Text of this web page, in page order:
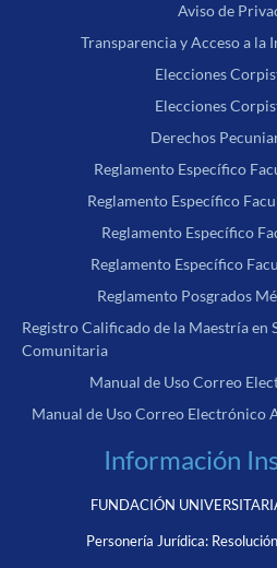
Aviso de
Transparencia y Acceso a
Elecciones
Elecciones
Derechos
Reglamento Específico
Reglamento Específico
Reglamento Específico
Reglamento Específico
Reglamento Posgrados
Registro Calificado de la Maestría en
Comunitaria
Manual de Uso Correo
Manual de Uso Correo Electrónico
Información
FUNDACIÓN
Personería Jurídica: